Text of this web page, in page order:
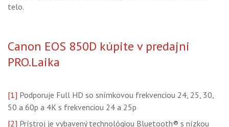
telo.
Canon EOS 850D kúpite v predajni
PRO.Laika
[1] Podporuje Full HD so snímkovou frekvenciou 24, 25, 30,
50 a 60p a 4K s frekvenciou 24 a 25p
[2] Prístroj je vybavený technológiou Bluetooth® s nízkou